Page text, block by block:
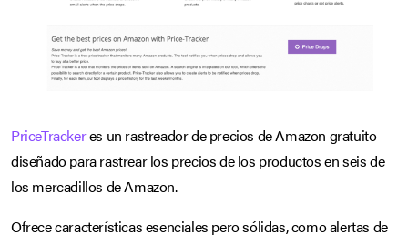
PriceTrackeres un rastreador de precios de Amazon gratuito
diseñado para rastrear los precios de los productos en seis de
los mercadillos de Amazon.
Ofrece características esenciales pero sólidas, como alertas de